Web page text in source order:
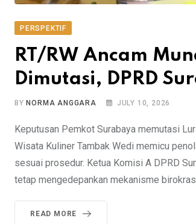
PERSPEKTIF
RT/RW Ancam
Dimutasi, DPRD
BY NORMA ANGGARA JULY 10, 2026
Keputusan Pemkot Surabaya memutasi
Wisata Kuliner Tambak Wedi memicu
sesuai prosedur. Ketua Komisi A DPRD
tetap mengedepankan mekanisme
READ MORE